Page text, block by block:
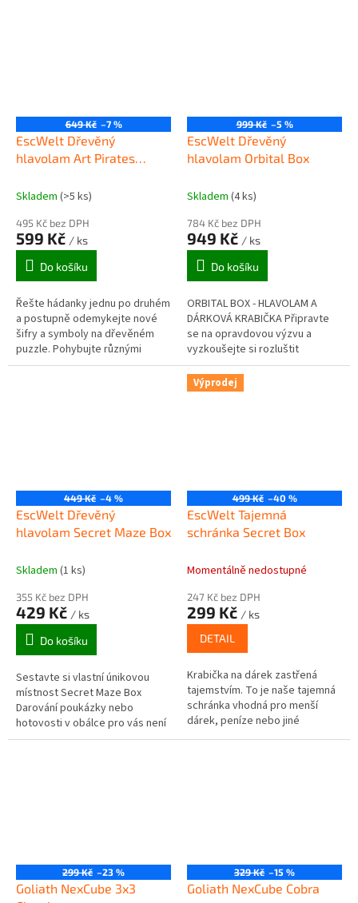
649 Kč –7 %
EscWelt Dřevěný
hlavolam Art Pirates
Skladem (>5 ks)
495 Kč bez DPH
599 Kč / ks
Do košíku
Řešte hádanky jednu po druhém
a postupně odemykejte nové
šifry a symboly na dřevěném
puzzle. Pohybujte různými
mechanismy, abyste se dostali
999 Kč –5 %
EscWelt Dřevěný
hlavolam Orbital Box
Skladem (4 ks)
784 Kč bez DPH
949 Kč / ks
Do košíku
ORBITAL BOX - HLAVOLAM A
DÁRKOVÁ KRABIČKA Připravte
se na opravdovou výzvu a
vyzkoušejte si rozluštit
tajemství krabičky OrbitalBox.
Kreativní dárková krabička
Schovejte...
449 Kč –4 %
EscWelt Dřevěný
hlavolam Secret Maze Box
Skladem (1 ks)
355 Kč bez DPH
429 Kč / ks
Do košíku
Sestavte si vlastní únikovou
místnost Secret Maze Box
Darování poukázky nebo
hotovosti v obálce pro vás není
dost originální? Potom vložte
Výprodej
499 Kč –40 %
EscWelt Tajemná
schránka Secret Box
Momentálně nedostupné
247 Kč bez DPH
299 Kč / ks
DETAIL
Krabička na dárek zastřená
tajemstvím. To je naše tajemná
schránka vhodná pro menší
dárek, peníze nebo jiné
překvapení. Schránka je z
299 Kč –23 %
Goliath NexCube 3x3
329 Kč –15 %
Goliath NexCube Cobra